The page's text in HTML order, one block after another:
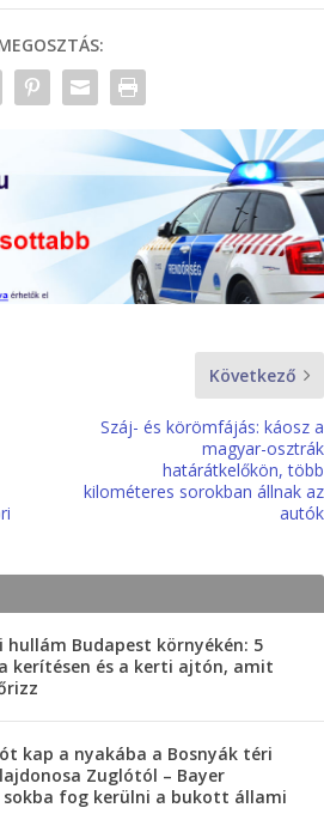
Következő
Száj- és körömfájás: káosz a
magyar-osztrák
határátkelőkön, több
kilométeres sorokban állnak az
autók
hullám Budapest környékén: 5
kerítésen és a kerti ajtón, amit
kap a nyakába a Bosnyák téri
Zuglótól – Bayer
fog kerülni a bukott állami